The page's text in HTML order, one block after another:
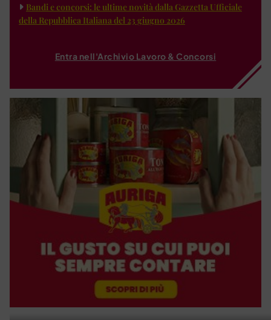
Bandi e concorsi: le ultime novità dalla Gazzetta Ufficiale
della Repubblica Italiana del 23 giugno 2026
Entra nell'Archivio Lavoro & Concorsi